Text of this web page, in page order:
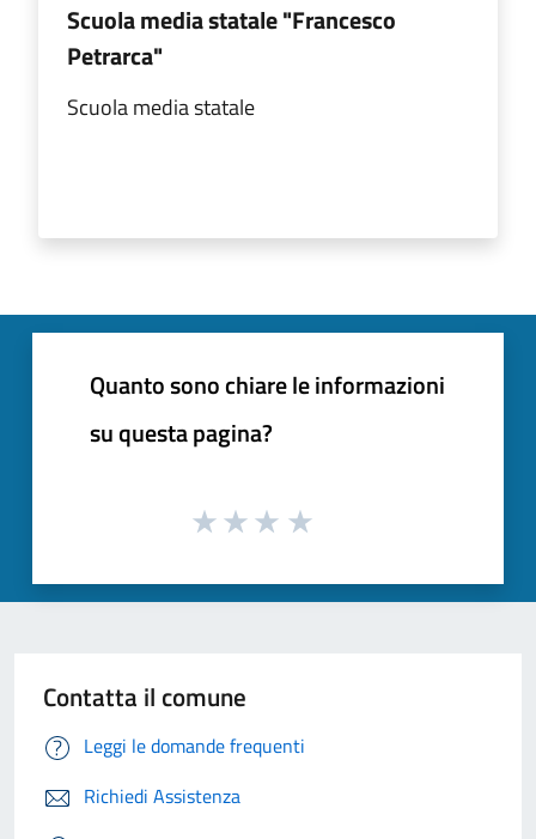
Scuola media statale "Francesco
Petrarca"
Scuola media statale
Quanto sono chiare le informazioni
su questa pagina?
Contatta il comune
Leggi le domande frequenti
Richiedi Assistenza